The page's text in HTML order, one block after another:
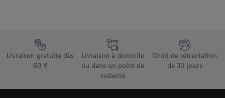
Élément du pied de page avec les différents arguments de
Livraison gratuite dès
60 €
Livraison à domicile
ou dans un point de
collecte
Droit de rétractation
de 30 jours